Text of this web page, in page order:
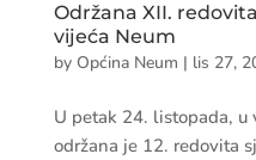
Održana XII.
vijeća Neum
by Općina Neum | lis 27,
U petak 24. listopada, u
održana je 12. redovita